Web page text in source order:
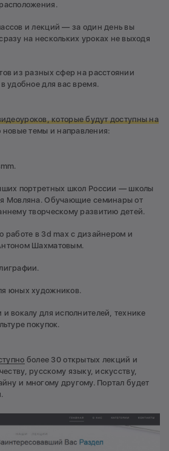
и лекций — за один день вы
на нескольких уроках не выходя
из разных сфер на расстоянии
удобное для вас время.
которые будут доступны на
новые темы и направления:
портретных школ России — школы
Мовляна. Обучающие семинары от
творческому развитию детей.
работе в 3d max с дизайнером и
Шахматовым.
юных художников.
вокалу для исполнителей, технике
покупок.
более 30 открытых лекций и
русскому языку, искусству,
и многому другому. Портал будет